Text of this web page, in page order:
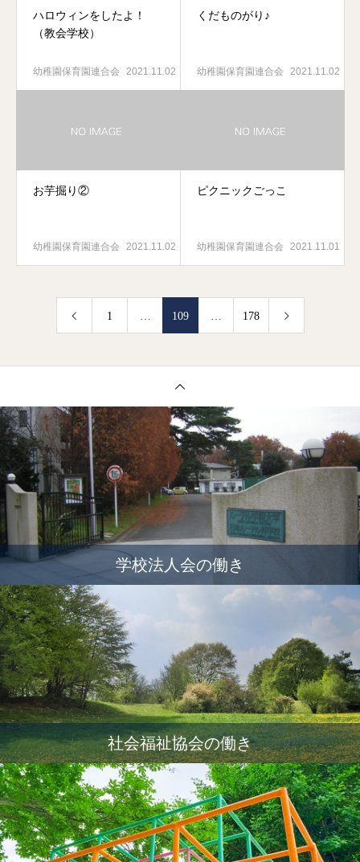
ハロウィンをしたよ！
（教会学校）
幼稚園保育園連合会 2021.11.02
くだものがり♪
幼稚園保育園連合会 2021.11.02
お芋掘り②
幼稚園保育園連合会 2021.11.02
ピクニックごっこ
幼稚園保育園連合会 2021.11.01
1 … 109 … 178
学校法人会の働き
社会福祉協会の働き